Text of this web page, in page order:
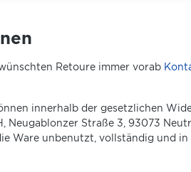
Retoure immer vorab
innerhalb der gesetzlichen
Neugablonzer Straße 3, 93073
Ware unbenutzt, vollständig und